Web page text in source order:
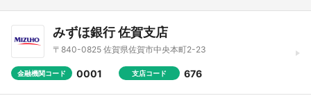
みずほ銀行 佐賀支店
〒840-0825 佐賀県佐賀市中央本町2-23
金融機関コード 0001 支店コード 676